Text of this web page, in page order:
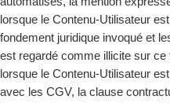
lorsque le Contenu-Utilisateur
fondement juridique invoqué et
est regardé comme illicite sur ce
lorsque le Contenu-Utilisateur
avec les CGV, la clause